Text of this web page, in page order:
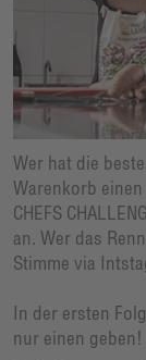
Wer hat die
Warenkorb
CHEFS
an. Wer das
Stimme via
In der ersten
nur einen geben!